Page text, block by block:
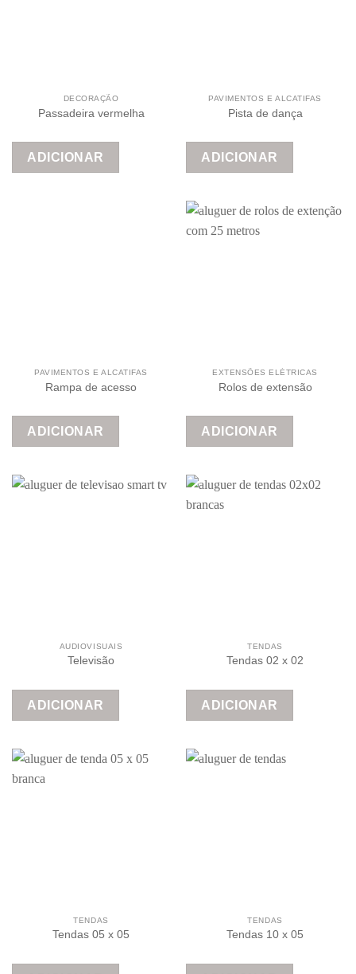
DECORAÇÃO
Passadeira vermelha
ADICIONAR
PAVIMENTOS E ALCATIFAS
Pista de dança
ADICIONAR
PAVIMENTOS E ALCATIFAS
Rampa de acesso
ADICIONAR
EXTENSÕES ELÉTRICAS
Rolos de extensão
ADICIONAR
AUDIOVISUAIS
Televisão
ADICIONAR
TENDAS
Tendas 02 x 02
ADICIONAR
TENDAS
Tendas 05 x 05
TENDAS
Tendas 10 x 05